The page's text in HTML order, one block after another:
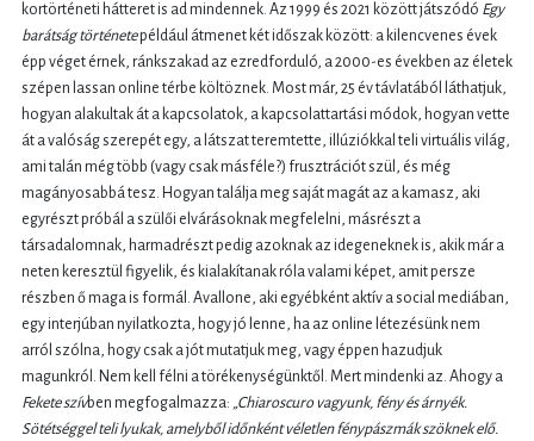
kortörténeti hátteret is ad mindennek. Az 1999 és 2021 között játszódó Egy
barátság történetepéldául átmenet két időszak között: a kilencvenes évek
épp véget érnek, ránkszakad az ezredforduló, a 2000-es években az életek
szépen lassan online térbe költöznek. Most már, 25 év távlatából láthatjuk,
hogyan alakultak át a kapcsolatok, a kapcsolattartási módok, hogyan vette
át a valóság szerepét egy, a látszat teremtette, illúziókkal teli virtuális világ,
ami talán még több (vagy csak másféle?) frusztrációt szül, és még
magányosabbá tesz. Hogyan találja meg saját magát az a kamasz, aki
egyrészt próbál a szülői elvárásoknak megfelelni, másrészt a
társadalomnak, harmadrészt pedig azoknak az idegeneknek is, akik már a
neten keresztül figyelik, és kialakítanak róla valami képet, amit persze
részben ő maga is formál. Avallone, aki egyébként aktív a social mediában,
egy interjúban nyilatkozta, hogy jó lenne, ha az online létezésünk nem
arról szólna, hogy csak a jót mutatjuk meg, vagy éppen hazudjuk
magunkról. Nem kell félni a törékenységünktől. Mert mindenki az. Ahogy a
Fekete szívben megfogalmazza: „Chiaroscuro vagyunk, fény és árnyék.
Sötétséggel teli lyukak, amelyből időnként véletlen fénypászmák szöknek elő.